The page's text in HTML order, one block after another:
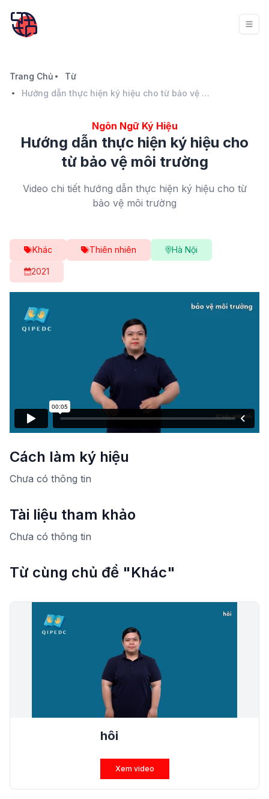
Trang Chủ
Từ
Hướng dẫn thực hiện ký hiệu cho từ bảo vệ môi trường
Ngôn Ngữ Ký Hiệu
Hướng dẫn thực hiện ký hiệu cho
từ bảo vệ môi trường
Video chi tiết hướng dẫn thực hiện ký hiệu cho từ
bảo vệ môi trường
Khác Thiên nhiên Hà Nội
2021
Cách làm ký hiệu
Chưa có thông tin
Tài liệu tham khảo
Chưa có thông tin
Từ cùng chủ đề "Khác"
hôi
Xem video